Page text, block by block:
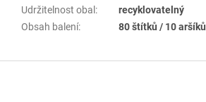
Udržitelnost obal :
recyklovatelný
Obsah balení: 80 štítků / 10 aršíků